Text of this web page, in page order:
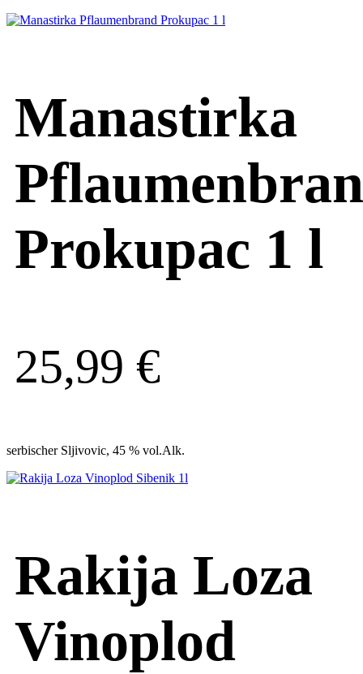
Manastirka
Prokupac 1 l
25,99 €
serbischer Sljivovic, 45 % vol.Alk.
Rakija Loza
Vinoplod